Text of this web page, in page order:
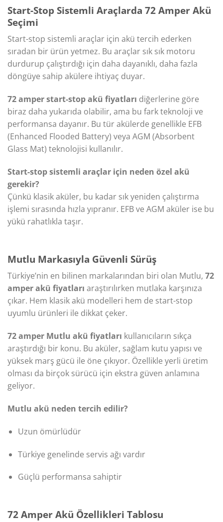
Start-Stop Sistemli Araçlarda 72 Amper Akü
Seçimi
Start-stop sistemli araçlar için akü tercih ederken
sıradan bir ürün yetmez. Bu araçlar sık sık motoru
durdurup çalıştırdığı için daha dayanıklı, daha fazla
döngüye sahip akülere ihtiyaç duyar.
72 amper start-stop akü fiyatları diğerlerine göre
biraz daha yukarıda olabilir, ama bu fark teknoloji ve
performansa dayanır. Bu tür akülerde genellikle EFB
(Enhanced Flooded Battery) veya AGM (Absorbent
Glass Mat) teknolojisi kullanılır.
Start-stop sistemli araçlar için neden özel akü
gerekir?
Çünkü klasik aküler, bu kadar sık yeniden çalıştırma
işlemi sırasında hızla yıpranır. EFB ve AGM aküler ise bu
yükü rahatlıkla taşır.
Mutlu Markasıyla Güvenli Sürüş
Türkiye’nin en bilinen markalarından biri olan Mutlu, 72
amper akü fiyatları araştırılırken mutlaka karşınıza
çıkar. Hem klasik akü modelleri hem de start-stop
uyumlu ürünleri ile dikkat çeker.
72 amper Mutlu akü fiyatları kullanıcıların sıkça
araştırdığı bir konu. Bu aküler, sağlam kutu yapısı ve
yüksek marş gücü ile öne çıkıyor. Özellikle yerli üretim
olması da birçok sürücü için ekstra güven anlamına
geliyor.
Mutlu akü neden tercih edilir?
Uzun ömürlüdür
Türkiye genelinde servis ağı vardır
Güçlü performansa sahiptir
72 Amper Akü Özellikleri Tablosu